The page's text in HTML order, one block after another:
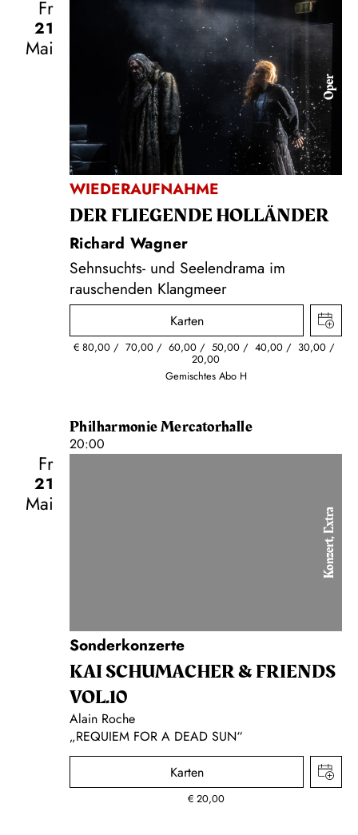
Fr
21
Mai
Oper
WIEDERAUFNAHME
DER FLIE­GEN­DE HOL­LÄN­DER
Richard Wagner
Sehnsuchts- und Seelendrama im
rauschenden Klangmeer
Karten
€ 80,00 70,00 60,00 50,00 40,00 30,00
20,00
Gemischtes Abo H
Philharmonie Mercatorhalle
20:00
Fr
21
Mai
Konzert, Extra
Sonderkonzerte
KAI SCHUMACHER & FRIENDS
VOL.10
Alain Roche
„REQUIEM FOR A DEAD SUN“
Karten
€ 20,00